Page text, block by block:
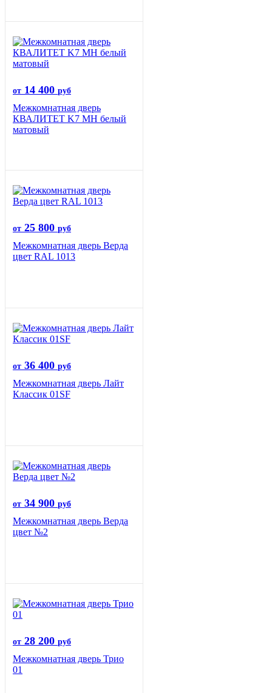
от 14 400 руб
Межкомнатная дверь
КВАЛИТЕТ K7 MH белый
матовый
от 25 800 руб
Межкомнатная дверь Верда
цвет RAL 1013
от 36 400 руб
Межкомнатная дверь Лайт
Классик 01SF
от 34 900 руб
Межкомнатная дверь Верда
цвет №2
от 28 200 руб
Межкомнатная дверь Трио
01